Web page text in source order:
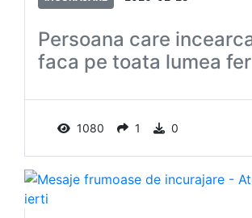
Persoana care
faca pe toata lumea
1080 1 0